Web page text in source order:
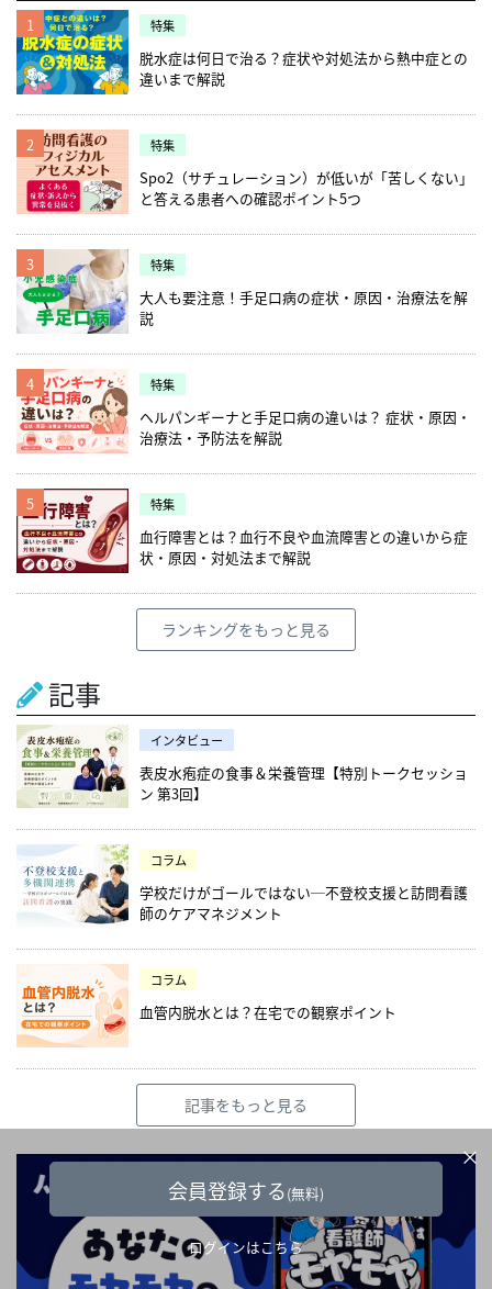
1 特集
脱水症は何日で治る？症状や対処法から熱中症との
違いまで解説
2 特集
Spo2（サチュレーション）が低いが「苦しくない」
と答える患者への確認ポイント5つ
3 特集
大人も要注意！手足口病の症状・原因・治療法を解
説
4 特集
ヘルパンギーナと手足口病の違いは？ 症状・原因・
治療法・予防法を解説
5 特集
血行障害とは？血行不良や血流障害との違いから症
状・原因・対処法まで解説
ランキングをもっと見る
記事
インタビュー
表皮水疱症の食事＆栄養管理【特別トークセッショ
ン 第3回】
コラム
学校だけがゴールではない─不登校支援と訪問看護
師のケアマネジメント
コラム
血管内脱水とは？在宅での観察ポイント
記事をもっと見る
×
会員登録する(無料)
ログインはこちら